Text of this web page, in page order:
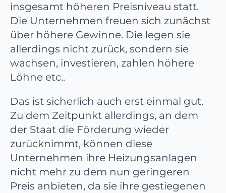
insgesamt höheren Preisniveau statt.
Die Unternehmen freuen sich zunächst
über höhere Gewinne. Die legen sie
allerdings nicht zurück, sondern sie
wachsen, investieren, zahlen höhere
Löhne etc..
Das ist sicherlich auch erst einmal gut.
Zu dem Zeitpunkt allerdings, an dem
der Staat die Förderung wieder
zurücknimmt, können diese
Unternehmen ihre Heizungsanlagen
nicht mehr zu dem nun geringeren
Preis anbieten, da sie ihre gestiegenen